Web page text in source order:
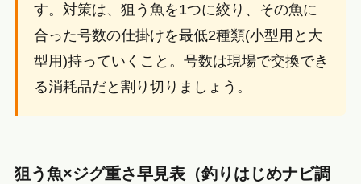
す。対策は、狙う魚を1つに絞り、その魚に
合った号数の仕掛けを最低2種類(小型用と大
型用)持っていくこと。号数は現場で交換でき
る消耗品だと割り切りましょう。
狙う魚×ジグ重さ早見表（釣りはじめナビ調